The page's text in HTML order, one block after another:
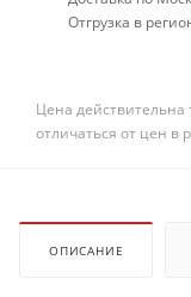
Отгрузка в
Цена действительна
отличаться от цен в
ОПИСАНИЕ